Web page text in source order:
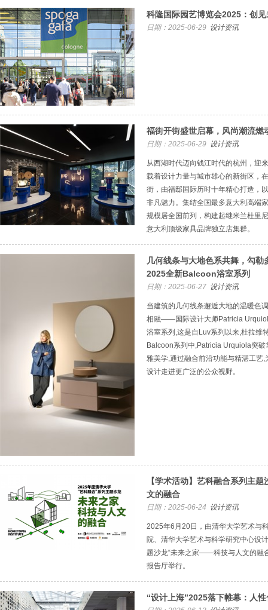
科隆国际园艺博览会2025：创
日期：2025-06-29 设计资讯
福街开街盛世启幕，风尚潮流燃
日期：2025-06-29 设计资讯
从西湖时代迈向钱江时代的杭州，
载着设计力量与城市雄心的新街区，
街，由福邸国际历时十年精心打造，
非凡魅力。集结全国最多意大利高端
规模居全国前列，构建起继米兰杜里
意大利顶级家具品牌独立店集群。
几何线条与大地色系共舞，勾
2025全新Balcoon浴室系列
日期：2025-06-27 设计资讯
当建筑的几何线条邂逅大地的温暖色
相融——国际设计大师Patricia
浴室系列,这是自Luv系列以来,杜拉维
Balcoon系列中,Patricia Urquiola突
雅美学,通过融合前沿功能与精湛工艺
设计走进更广泛的公众视野。
【学术活动】艺科融合系列主
文的融合
日期：2025-06-24 设计资讯
2025年6月20日，由清华大学艺术与
院、清华大学艺术与科学研究中心设
题沙龙“未来之家——科技与人文的融
报告厅举行。
“设计上海”2025落下帷幕：人